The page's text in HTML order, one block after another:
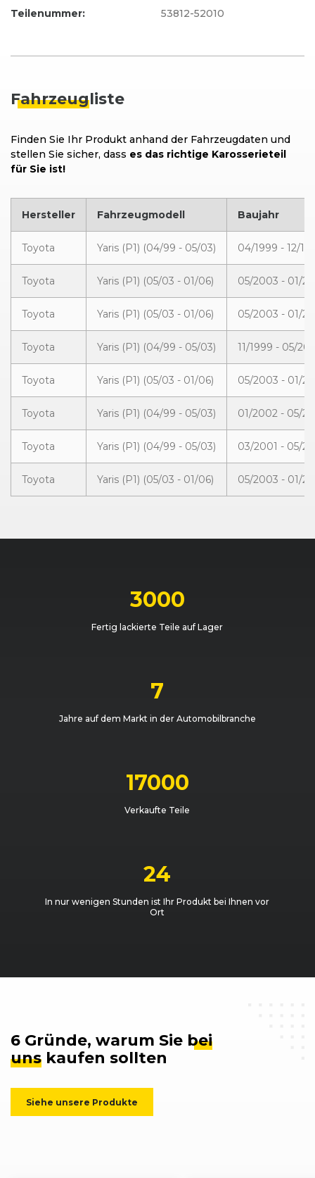
Teilenummer:
53812-52010
Fahrzeugliste
Finden Sie Ihr Produkt anhand der Fahrzeugdaten und
stellen Sie sicher, dass es das richtige Karosserieteil
für Sie ist!
Hersteller Fahrzeugmodell Baujahr
Toyota Yaris (P1) (04/99 - 05/03) 04/1999 - 12/
Toyota Yaris (P1) (05/03 - 01/06) 05/2003 - 01/
Toyota Yaris (P1) (05/03 - 01/06) 05/2003 - 01/
Toyota Yaris (P1) (04/99 - 05/03) 11/1999 - 05/
Toyota Yaris (P1) (05/03 - 01/06) 05/2003 - 01/
Toyota Yaris (P1) (04/99 - 05/03) 01/2002 - 05/
Toyota Yaris (P1) (04/99 - 05/03) 03/2001 - 05/
Toyota Yaris (P1) (05/03 - 01/06) 05/2003 - 01/
3000
Fertig lackierte Teile auf Lager
7
Jahre auf dem Markt in der Automobilbranche
17000
Verkaufte Teile
24
In nur wenigen Stunden ist Ihr Produkt bei Ihnen vor
Ort
6 Gründe, warum Sie bei
uns kaufen sollten
Siehe unsere Produkte